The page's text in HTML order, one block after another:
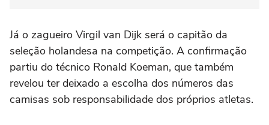
Já o zagueiro Virgil van Dijk será o capitão da
seleção holandesa na competição. A confirmação
partiu do técnico Ronald Koeman, que também
revelou ter deixado a escolha dos números das
camisas sob responsabilidade dos próprios atletas.